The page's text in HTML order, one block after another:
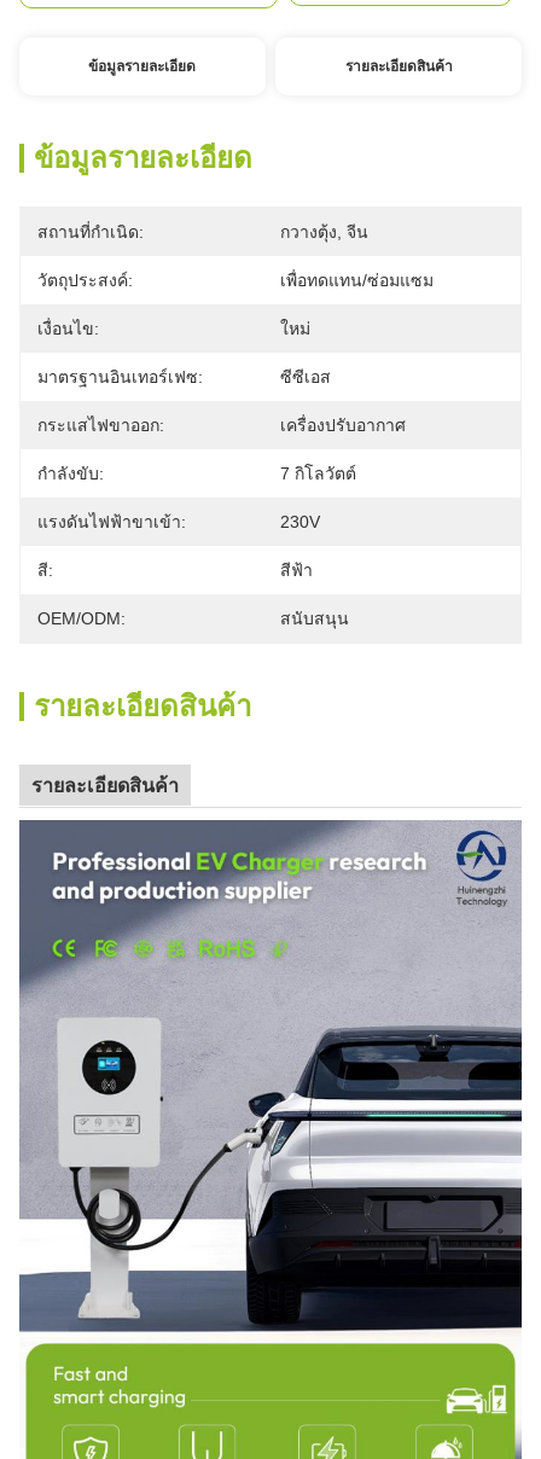
ข้อมูลรายละเอียด รายละเอียดสินค้า
ข้อมูลรายละเอียด
สถานที่กำเนิด: กวางตุ้ง, จีน
วัตถุประสงค์: เพื่อทดแทน/ซ่อมแซม
เงื่อนไข: ใหม่
มาตรฐานอินเทอร์เฟซ: ซีซีเอส
กระแสไฟขาออก: เครื่องปรับอากาศ
กำลังขับ: 7 กิโลวัตต์
แรงดันไฟฟ้าขาเข้า: 230V
สี: สีฟ้า
OEM/ODM: สนับสนุน
รายละเอียดสินค้า
รายละเอียดสินค้า